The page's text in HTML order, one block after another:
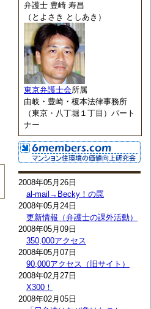
弁護士 豊崎 寿昌
（とよさき としあき）
東京弁護士会所属
由岐・豊崎・榎本法律事務所
（東京・八丁堀１丁目）パート
ナー
2008年05月26日
al-mail→Becky！の罠
2008年05月24日
更新情報（弁護士の課外活動）
2008年05月09日
350,000アクセス
2008年05月07日
90,000アクセス（旧サイト）
2008年02月27日
X300！
2008年02月05日